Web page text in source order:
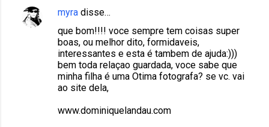
r
i
myra disse…
que bom!!!! voce sempre tem coisas super
boas, ou melhor dito, formidaveis,
interessantes e esta é tambem de ajuda:)))
bem toda relaçao guardada, voce sabe que
minha filha é uma Otima fotografa? se vc. vai
ao site dela,
www.dominiquelandau.com